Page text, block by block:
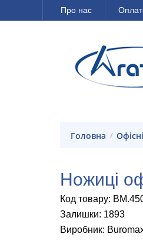
Про нас
Головна
Ножиці
Код товару:
Залишки: 1893
Виробник: